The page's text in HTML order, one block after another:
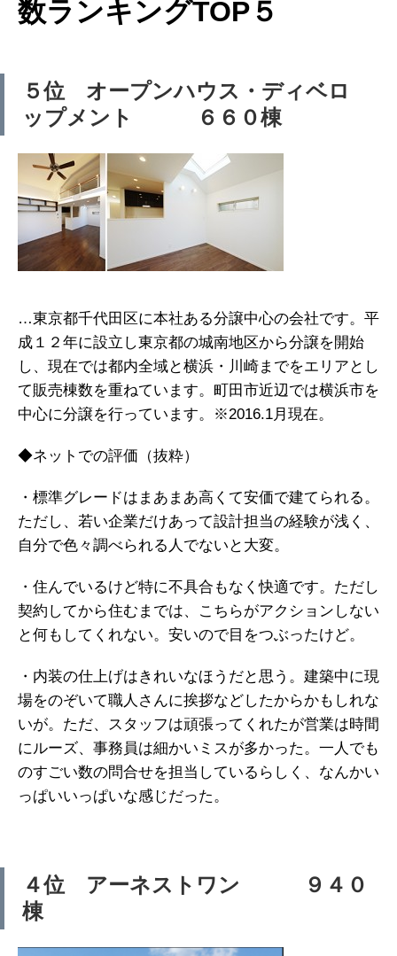
数ランキングTOP５
５位 オープンハウス・ディベロ
ップメント ６６０棟
…東京都千代田区に本社ある分譲中心の会社です。平
成１２年に設立し東京都の城南地区から分譲を開始
し、現在では都内全域と横浜・川崎までをエリアとし
て販売棟数を重ねています。町田市近辺では横浜市を
中心に分譲を行っています。※2016.1月現在。
◆ネットでの評価（抜粋）
・標準グレードはまあまあ高くて安価で建てられる。
ただし、若い企業だけあって設計担当の経験が浅く、
自分で色々調べられる人でないと大変。
・住んでいるけど特に不具合もなく快適です。ただし
契約してから住むまでは、こちらがアクションしない
と何もしてくれない。安いので目をつぶったけど。
・内装の仕上げはきれいなほうだと思う。建築中に現
場をのぞいて職人さんに挨拶などしたからかもしれな
いが。ただ、スタッフは頑張ってくれたが営業は時間
にルーズ、事務員は細かいミスが多かった。一人でも
のすごい数の問合せを担当しているらしく、なんかい
っぱいいっぱいな感じだった。
４位 アーネストワン ９４０
棟